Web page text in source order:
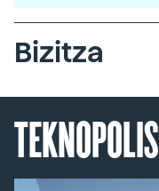
Bizitza
TEKNOPOLIS